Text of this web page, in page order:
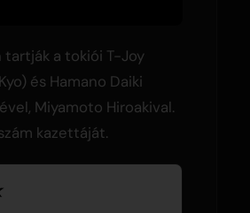
a tokiói T-Joy
és Hamano Daiki
Miyamoto Hiroakival.
kazettáját.